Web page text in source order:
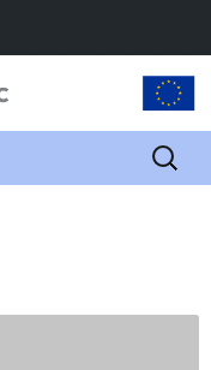
Пошук: